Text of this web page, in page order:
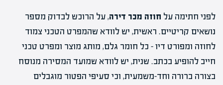
לפני חתימה על חוזה מכר דירה, על הרוכש לבדוק מספר
נושאים קריטיים. ראשית, יש לוודא שהמפרט הטכני צמוד
לחוזה ומפורט דיו – כל חומר גלם, מותג מוצר ומפרט טכני
חייב להופיע בכתב. שנית, יש לוודא שמועד המסירה מנוסח
בצורה ברורה וחד-משמעית, וכי סעיפי הפטור מוגבלים